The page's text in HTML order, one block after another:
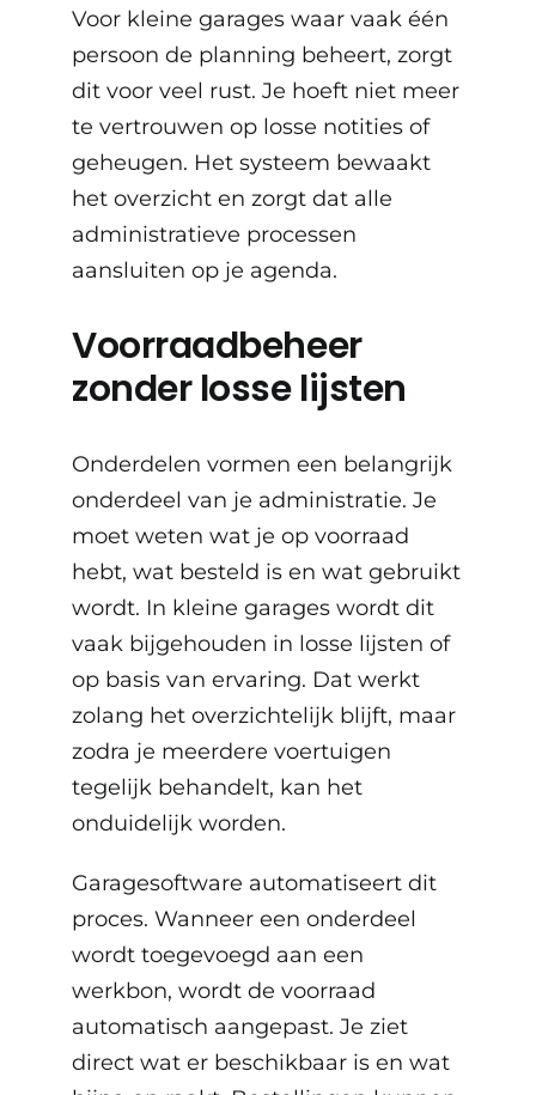
Voor kleine garages waar vaak één
persoon de planning beheert, zorgt
dit voor veel rust. Je hoeft niet meer
te vertrouwen op losse notities of
geheugen. Het systeem bewaakt
het overzicht en zorgt dat alle
administratieve processen
aansluiten op je agenda.
Voorraadbeheer
zonder losse lijsten
Onderdelen vormen een belangrijk
onderdeel van je administratie. Je
moet weten wat je op voorraad
hebt, wat besteld is en wat gebruikt
wordt. In kleine garages wordt dit
vaak bijgehouden in losse lijsten of
op basis van ervaring. Dat werkt
zolang het overzichtelijk blijft, maar
zodra je meerdere voertuigen
tegelijk behandelt, kan het
onduidelijk worden.
Garagesoftware automatiseert dit
proces. Wanneer een onderdeel
wordt toegevoegd aan een
werkbon, wordt de voorraad
automatisch aangepast. Je ziet
direct wat er beschikbaar is en wat